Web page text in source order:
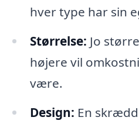
hver type har sin
Størrelse: Jo
højere vil
være.
Design: En